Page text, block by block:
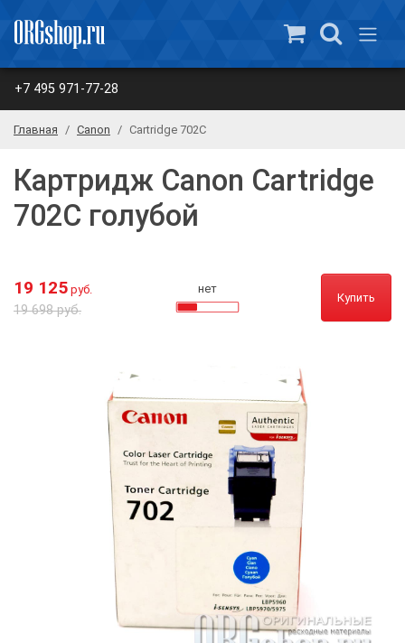
+7 495 971-77-28
Главная Canon Cartridge 702C
Картридж Canon Cartridge
702C голубой
19 125 руб.
19 698 руб.
нет
Купить